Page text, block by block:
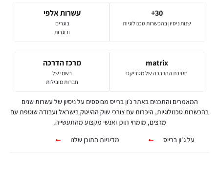
30+
שנות ניסיון בהכשרות טכנולוגיות
עשרות אלפי
בוגרים
ובוגרות
matrix
חטיבת ההדרכה של מטריקס
מרכז הדרכה
רשמי של
חברות מובילות
המאמרים והתכנים באתר ג׳ון ברייס מבוססים על ניסיון של עשרות שנים
בהכשרות טכנולוגיות, היכרות עם צורכי שוק ההייטק בישראל ועבודה שוטפת עם
מרצים, מומחי תוכן ואנשי מקצוע מהתעשייה.
על ג'ון ברייס
מדיניות התוכן שלנו